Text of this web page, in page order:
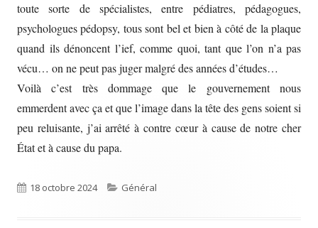
toute sorte de spécialistes, entre pédiatres, pédagogues,
psychologues pédopsy, tous sont bel et bien à côté de la plaque
quand ils dénoncent l’ief, comme quoi, tant que l’on n’a pas
vécu… on ne peut pas juger malgré des années d’études…
Voilà c’est très dommage que le gouvernement nous
emmerdent avec ça et que l’image dans la tête des gens soient si
peu reluisante, j’ai arrêté à contre cœur à cause de notre cher
État et à cause du papa.
Published
18 octobre 2024 Categories
Général